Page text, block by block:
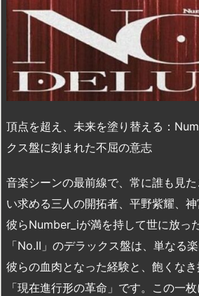
頂点を超え、未来を塗り替える：
クス盤に刻まれた不屈の意志
音楽シーンの最前線で、常に誰も見
い求める三人の開拓者、平野紫耀、神
彼らNumber_iが満を持して世に放っ
「No.II」のデラックス盤は、単なる
彼らの血肉となった経験と、飽くな
「現在進行形の革命」です。この一